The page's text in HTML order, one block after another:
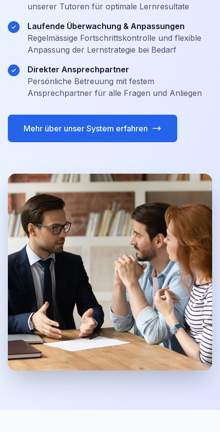
unserer Tutoren für optimale Lernresultate
Laufende Überwachung & Anpassungen
Regelmässige Fortschrittskontrolle und flexible
Anpassung der Lernstrategie bei Bedarf
Direkter Ansprechpartner
Persönliche Betreuung mit festem
Ansprechpartner für alle Fragen und Anliegen
Mehr über unser System erfahren